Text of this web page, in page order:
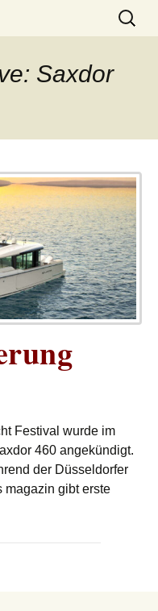
Suchen
nach:
Saxdor
Festival wurde im
460 angekündigt.
der Düsseldorfer
magazin gibt erste